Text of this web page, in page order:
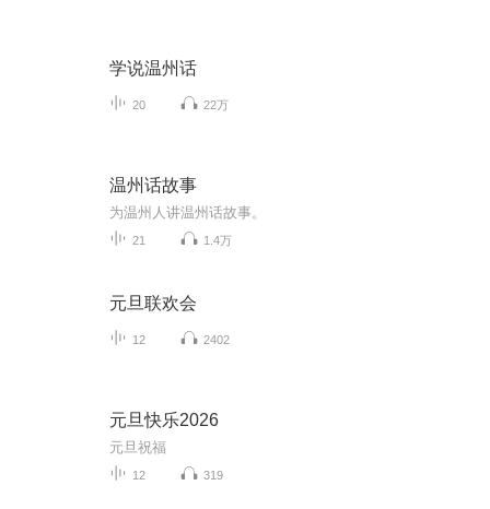
学说温州话
20 22万
温州话故事
为温州人讲温州话故事。
21 1.4万
元旦联欢会
12 2402
元旦快乐2026
元旦祝福
12 319